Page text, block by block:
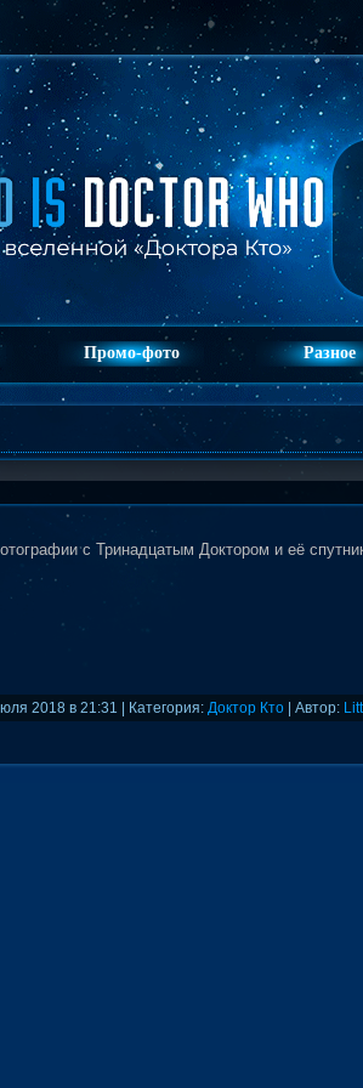
Промо-фото Разное
с Тринадцатым Доктором и её
2018 в 21:31 | Категория: Доктор Кто | Автор: